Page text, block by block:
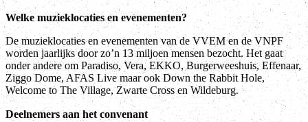
Welke muzieklocaties en evenementen?
De muzieklocaties en evenementen van de VVEM en de VNPF
worden jaarlijks door zo’n 13 miljoen mensen bezocht. Het gaat
onder andere om Paradiso, Vera, EKKO, Burgerweeshuis, Effenaar,
Ziggo Dome, AFAS Live maar ook Down the Rabbit Hole,
Welcome to The Village, Zwarte Cross en Wildeburg.
Deelnemers aan het convenant